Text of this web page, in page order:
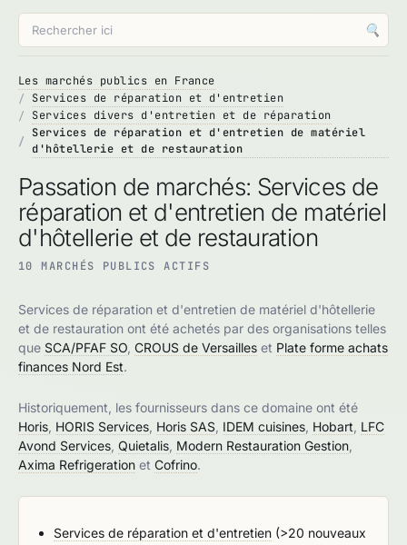
🔍
Les marchés publics en France
Services de réparation et d'entretien
Services divers d'entretien et de réparation
Services de réparation et d'entretien de matériel
d'hôtellerie et de restauration
Passation de marchés: Services de
réparation et d'entretien de matériel
d'hôtellerie et de restauration
10 MARCHÉS PUBLICS ACTIFS
Services de réparation et d'entretien de matériel d'hôtellerie
et de restauration ont été achetés par des organisations telles
que SCA/PFAF SO CROUS de Versailles et Plate forme achats
finances Nord Est.
Historiquement, les fournisseurs dans ce domaine ont été
Horis HORIS Services Horis SAS IDEM cuisines Hobart LFC
Avond Services Quietalis Modern Restauration Gestion
Axima Refrigeration et Cofrino.
Services de réparation et d'entretien (>20 nouveaux